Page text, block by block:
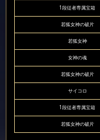
1段従者専属宝箱
若狐女神の破片
若狐女神
女神の魂
若狐女神の破片
サイコロ
1段従者専属宝箱
若狐女神の破片